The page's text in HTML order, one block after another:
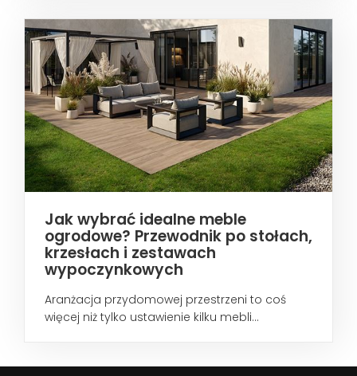
Jak wybrać idealne meble
ogrodowe? Przewodnik po stołach,
krzesłach i zestawach
wypoczynkowych
Aranżacja przydomowej przestrzeni to coś
więcej niż tylko ustawienie kilku mebli...